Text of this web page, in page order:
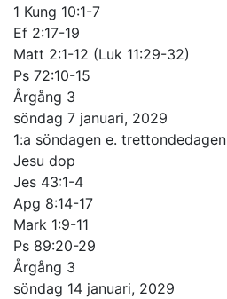
1 Kung 10:1-7
Ef 2:17-19
Matt 2:1-12 (Luk 11:29-32)
Ps 72:10-15
Årgång 3
söndag 7 januari, 2029
1:a söndagen e. trettondedagen
Jesu dop
Jes 43:1-4
Apg 8:14-17
Mark 1:9-11
Ps 89:20-29
Årgång 3
söndag 14 januari, 2029